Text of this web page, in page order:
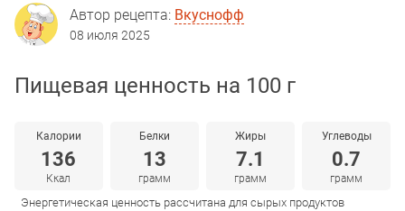
Автор рецепта: Вкуснофф
08 июля 2025
Пищевая ценность на 100 г
Калории
136
Ккал
Белки
13
грамм
Жиры
7.1
грамм
Углеводы
0.7
грамм
Энергетическая ценность рассчитана для сырых продуктов